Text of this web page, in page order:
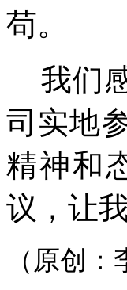
苟。
我们
司实地
精神和
议，让
（原创：